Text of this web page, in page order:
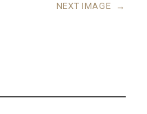
NEXT IMAGE →